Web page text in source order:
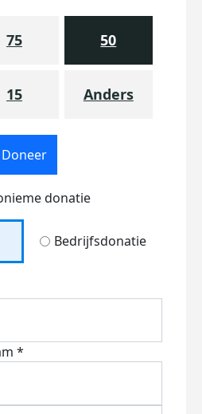
75 50
15 Anders
Doneer
donatie
Bedrijfsdonatie
*